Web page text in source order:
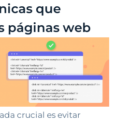
que
páginas web
crucial es evitar